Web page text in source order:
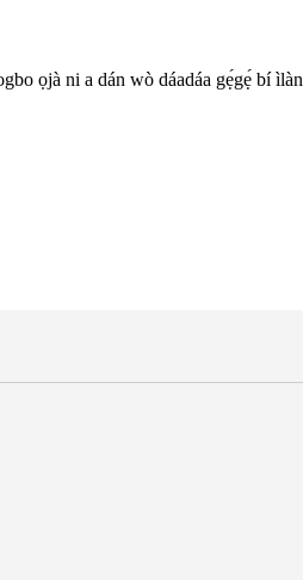
ọjà ni a dán wò dáadáa gẹ́gẹ́ bí